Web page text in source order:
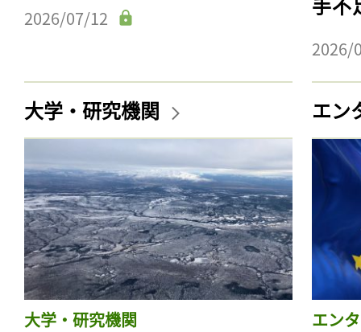
2026/07/12
2026/
大学・研究機関
大学・研究機関
エン
エン